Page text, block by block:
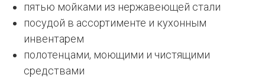
пятью мойками из нержавеющей стали
посудой в ассортименте и кухонным
инвентарем
полотенцами, моющими и чистящими
средствами